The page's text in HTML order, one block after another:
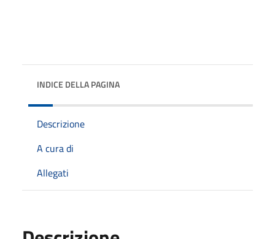
INDICE DELLA PAGINA
Descrizione
A cura di
Allegati